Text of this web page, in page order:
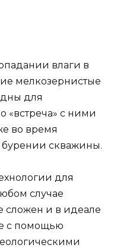
влаги в
мелкозернистые
для
«встреча» с ними
во время
скважины.
для
случае
сложен и в идеале
с помощью